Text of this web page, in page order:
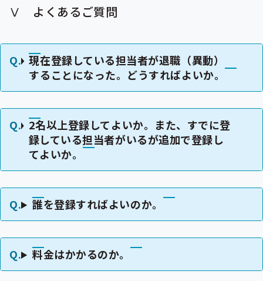
Ⅴ よくあるご質問
現在登録している担当者が退職（異動）
することになった。どうすればよいか。
2名以上登録してよいか。また、すでに登
録している担当者がいるが追加で登録し
てよいか。
誰を登録すればよいのか。
料金はかかるのか。